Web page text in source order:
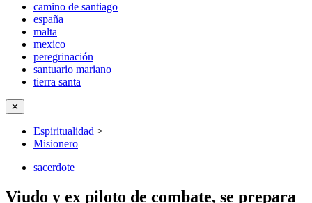
camino de santiago
españa
malta
mexico
peregrinación
santuario mariano
tierra santa
✕
Espiritualidad >
Misionero
sacerdote
Viudo y ex piloto de combate, se prepara